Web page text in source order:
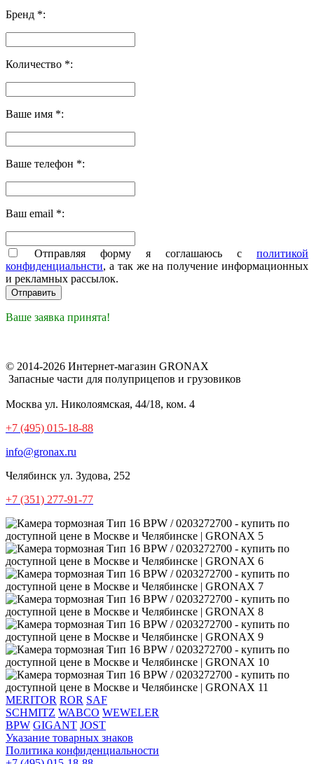
Бренд *:
Количество *:
Ваше имя *:
Ваше телефон *:
Ваш email *:
Отправляя форму я соглашаюсь с политикой
конфиденциальнсти, а так же на получение информационных
и рекламных рассылок.
Ваше заявка принята!
© 2014-2026 Интернет-магазин GRONAX
Запасные части для полуприцепов и грузовиков
Москва ул. Николоямская, 44/18, ком. 4
+7 (495) 015-18-88
info@gronax.ru
Челябинск ул. Зудова, 252
+7 (351) 277-91-77
MERITOR ROR SAF
SCHMITZ WABCO WEWELER
BPW GIGANT JOST
Указание товарных знаков
Политика конфиденциальности